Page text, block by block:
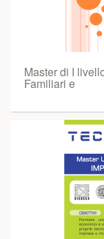
Master di I
Familiari e